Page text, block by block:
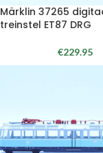
Märklin 37265
treinstel ET87 DRG
€229.95